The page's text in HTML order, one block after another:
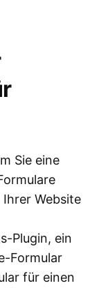
Sie eine
Website
Plugin, ein
Formular
für einen